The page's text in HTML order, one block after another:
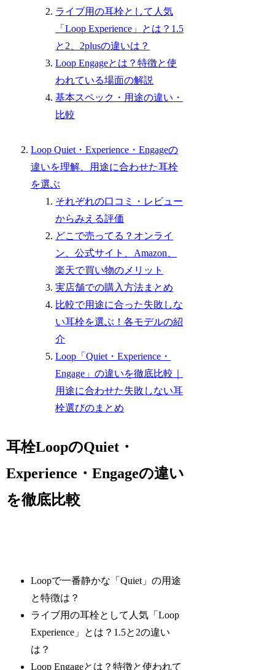
ライブ用の耳栓として人気
「Loop Experience」とは？1.5
と2、2plusの違いは？
Loop Engageとは？特徴と使
われている場面の解説
基本スペック・用途の違い・
比較
Loop Quiet・Experience・Engageの
違いを理解、用途に合わせた耳栓
を選ぶ
それぞれの口コミ・レビュー
からみえる評価
どこで売ってる？オンライ
ン、公式サイト、Amazon、
楽天で買い物のメリット
実店舗での購入方法まとめ
比較で用途に合った失敗しな
い耳栓を選ぶ！各モデルの紹
介
Loop「Quiet・Experience・
Engage」の違いを徹底比較｜
用途に合わせた失敗しない耳
栓選びのまとめ
耳栓LoopのQuiet・
Experience・Engageの違い
を徹底比較
Loopで一番静かな「Quiet」の用途
と特徴は？
ライブ用の耳栓として人気「Loop
Experience」とは？1.5と2の違い
は？
Loop Engageとは？特徴と使われて